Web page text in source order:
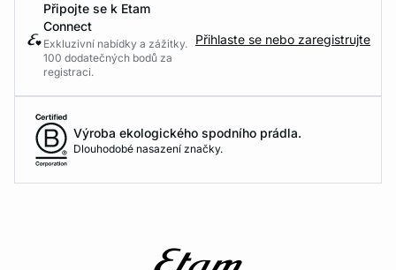
Připojte se k Etam
Connect
Exkluzivní nabídky a zážitky.
100 dodatečných bodů za
registraci.
Přihlaste se nebo zaregistrujte
Výroba ekologického spodního prádla.
Dlouhodobé nasazení značky.